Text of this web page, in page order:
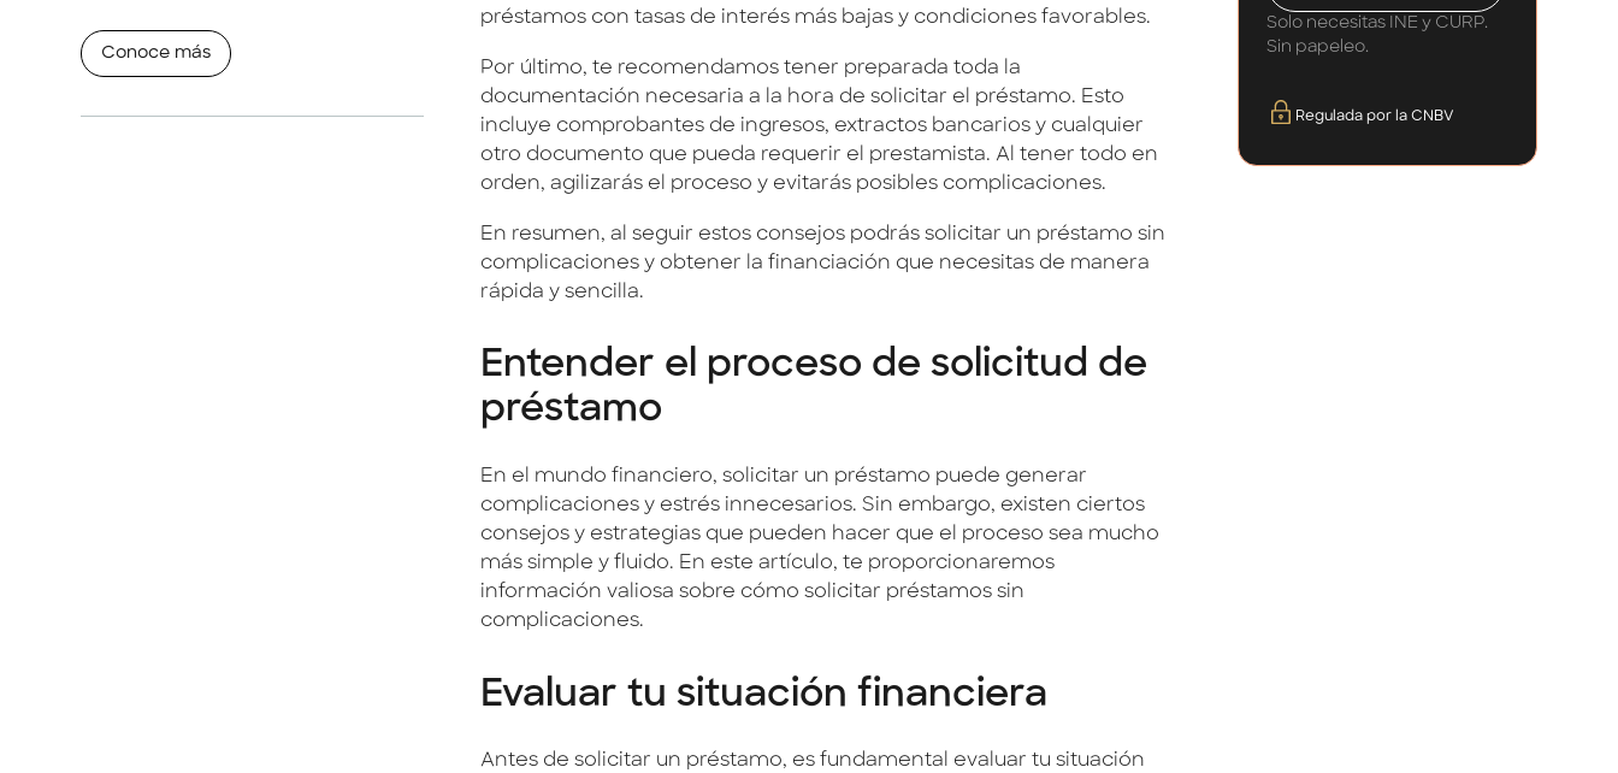
Conoce más
préstamos con tasas de interés más bajas y condiciones favorables.
Por último, te recomendamos tener preparada toda la
documentación necesaria a la hora de solicitar el préstamo. Esto
incluye comprobantes de ingresos, extractos bancarios y cualquier
otro documento que pueda requerir el prestamista. Al tener todo en
orden, agilizarás el proceso y evitarás posibles complicaciones.
En resumen, al seguir estos consejos podrás solicitar un préstamo sin
complicaciones y obtener la financiación que necesitas de manera
rápida y sencilla.
Entender el proceso de solicitud de
préstamo
En el mundo financiero, solicitar un préstamo puede generar
complicaciones y estrés innecesarios. Sin embargo, existen ciertos
consejos y estrategias que pueden hacer que el proceso sea mucho
más simple y fluido. En este artículo, te proporcionaremos
información valiosa sobre cómo solicitar préstamos sin
complicaciones.
Evaluar tu situación financiera
Antes de solicitar un préstamo, es fundamental evaluar tu situación
Solo necesitas INE y CURP.
Sin papeleo.
Regulada por la CNBV